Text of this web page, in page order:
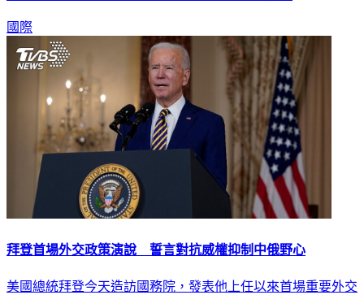
國際
拜登首場外交政策演說 誓言對抗威權抑制中俄野心
美國總統拜登今天造訪國務院，發表他上任以來首場重要外交